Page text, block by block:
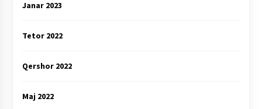
Janar 2023
Tetor 2022
Qershor 2022
Maj 2022